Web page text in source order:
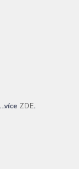
ZDE.